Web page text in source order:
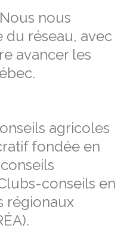
Nous nous
du réseau, avec
avancer les
agricoles
fondée en
conseils en
régionaux